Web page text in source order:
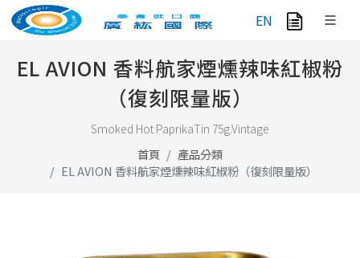
EN
EL AVION 香料航家煙燻辣味紅椒粉
（復刻限量版）
Smoked Hot PaprikaTin 75g.Vintage
首頁
產品分類
EL AVION 香料航家煙燻辣味紅椒粉（復刻限量版）